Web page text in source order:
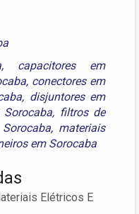
, capacitores em
, conectores em
, disjuntores em
, filtros de
, materiais
em Sorocaba
Elétricos E